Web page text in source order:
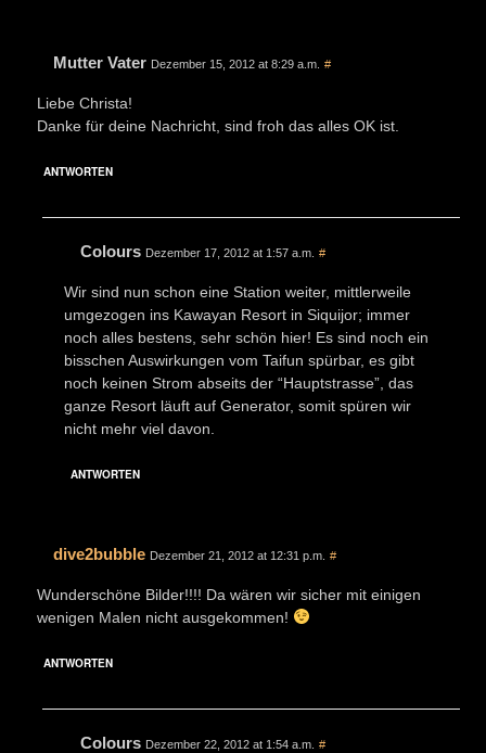
Mutter Vater Dezember 15, 2012 at 8:29 a.m. #
Liebe Christa!
Danke für deine Nachricht, sind froh das alles OK ist.
ANTWORTEN
Colours Dezember 17, 2012 at 1:57 a.m. #
Wir sind nun schon eine Station weiter, mittlerweile
umgezogen ins Kawayan Resort in Siquijor; immer
noch alles bestens, sehr schön hier! Es sind noch ein
bisschen Auswirkungen vom Taifun spürbar, es gibt
noch keinen Strom abseits der “Hauptstrasse”, das
ganze Resort läuft auf Generator, somit spüren wir
nicht mehr viel davon.
ANTWORTEN
dive2bubble Dezember 21, 2012 at 12:31 p.m. #
Wunderschöne Bilder!!!! Da wären wir sicher mit einigen
wenigen Malen nicht ausgekommen!
ANTWORTEN
Colours Dezember 22, 2012 at 1:54 a.m. #